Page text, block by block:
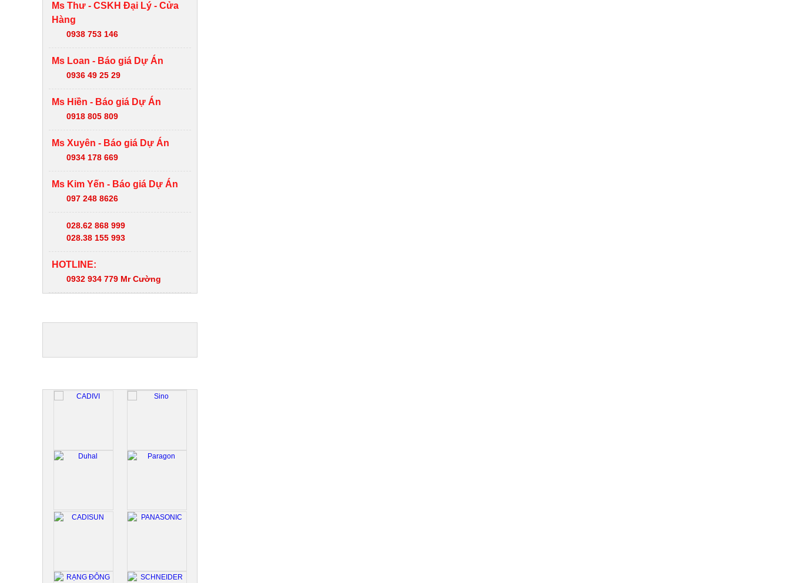
Ms Thư - CSKH Đại Lý - Cửa
Hàng
0938 753 146
Ms Loan - Báo giá Dự Án
0936 49 25 29
Ms Hiền - Báo giá Dự Án
0918 805 809
Ms Xuyên - Báo giá Dự Án
0934 178 669
Ms Kim Yến - Báo giá Dự Án
097 248 8626
028.62 868 999
028.38 155 993
HOTLINE:
0932 934 779 Mr Cường